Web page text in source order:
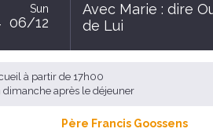
Sun
06/12
Avec Marie : dire
de Lui
à partir de 17h00
dimanche après le déjeuner
Père Francis Goossens